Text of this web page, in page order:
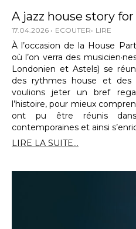
A jazz house story
17.04.2026 ECOUTER LIRE
À l’occasion de la House
où l’on verra des
Londonien et Astels) se
des rythmes house et
voulions jeter un bref
l’histoire, pour mieux
ont pu être réunis
contemporaines et ainsi
LIRE LA SUITE...